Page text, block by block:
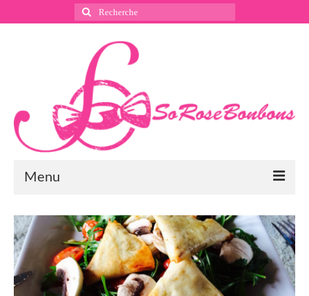
Rechercher
:
Menu
Suivez nous
Instagram
Pinterest